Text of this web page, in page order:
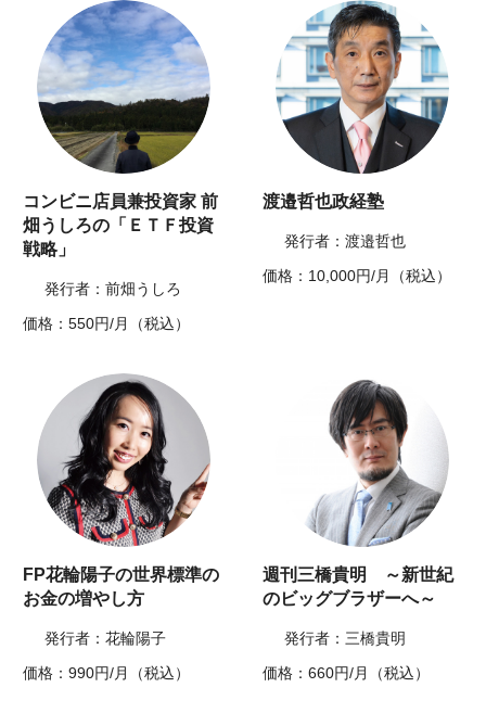
コンビニ店員兼投資家 前
畑うしろの「ＥＴＦ投資
戦略」
発行者：前畑うしろ
価格：550円/月（税込）
渡邉哲也政経塾
発行者：渡邉哲也
価格：10,000円/月（税込）
FP花輪陽子の世界標準の
お金の増やし方
発行者：花輪陽子
価格：990円/月（税込）
週刊三橋貴明 ～新世紀
のビッグブラザーへ～
発行者：三橋貴明
価格：660円/月（税込）